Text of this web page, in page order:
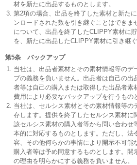
材を新たに出品するものとします。
第2項の場合、出品を終了した素材と新た
ンロードされた数を引き継ぐことはできま
について、出品を終了したCLIPPY素材に
を、新たに出品したCLIPPY素材に引き継
第5条 バックアップ
当社は、出品者素材とその素材情報等のデ
プの義務を負いません。出品者は自己の出
者等は自己の購入または取得した出品者素
費用により必要なバックアップを行うもの
当社は、セルシス素材とその素材情報等の
存します。提供を終了したセルシス素材に
該セルシス素材の購入者等から問い合わせ
本的に対応するものとします。ただし、法
容、その他何らかの事情により開示不可能
購入者等は予め同意するものとします。開
の理由を明らかにする義務を負いません。